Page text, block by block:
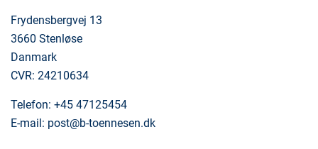
Frydensbergvej 13
3660 Stenløse
Danmark
CVR: 24210634
Telefon: +45 47125454
E-mail: post@b-toennesen.dk